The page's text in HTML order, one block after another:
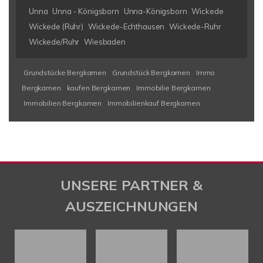
Unna Unna - Königsborn Unna-Königsborn Wickede
Wickede (Ruhr) Wickede-Echthausen Wickede-Ruhr
Wickede/Ruhr Wiesbaden
Grundstücke Bergkamen Grundstück Bergkamen
Immo
Bergkamen
kaufen Bergkamen
Immobilie Bergkamen
Immobilien Bergkamen
Immobilienkauf Bergkamen
UNSERE PARTNER &
AUSZEICHNUNGEN